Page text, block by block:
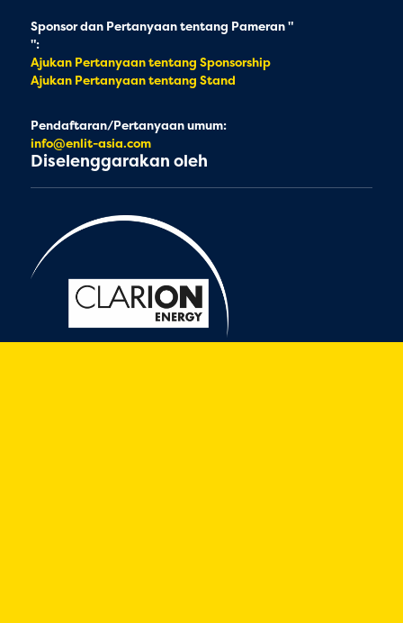
Sponsor dan Pertanyaan tentang Pameran "
":
Ajukan Pertanyaan tentang Sponsorship
Ajukan Pertanyaan tentang Stand
Pendaftaran/Pertanyaan umum:
info@enlit-asia.com
Diselenggarakan oleh